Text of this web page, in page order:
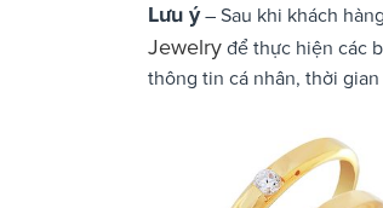
Lưu ý– Sau khi khách
Jewelry để thực hiện các
thông tin cá nhân, thời gian